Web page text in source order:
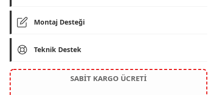
Montaj Desteği
Teknik Destek
SABİT KARGO ÜCRETİ